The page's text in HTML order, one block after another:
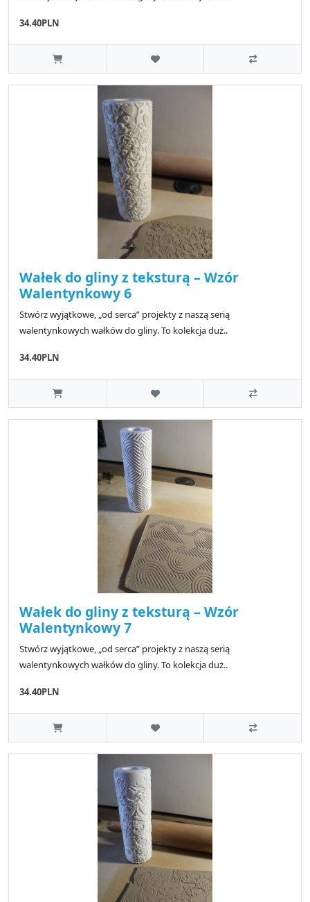
34.40PLN
Wałek do gliny z teksturą – Wzór
Walentynkowy 6
Stwórz wyjątkowe, „od serca” projekty z naszą serią
walentynkowych wałków do gliny. To kolekcja duż..
34.40PLN
Wałek do gliny z teksturą – Wzór
Walentynkowy 7
Stwórz wyjątkowe, „od serca” projekty z naszą serią
walentynkowych wałków do gliny. To kolekcja duż..
34.40PLN